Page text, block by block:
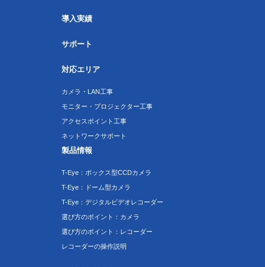
導入実績
サポート
対応エリア
カメラ・LAN工事
モニター・プロジェクター工事
アクセスポイント工事
ネットワークサポート
製品情報
T-Eye：ボックス型CCDカメラ
T-Eye：ドーム型カメラ
T-Eye：デジタルビデオレコーダー
選び方のポイント：カメラ
選び方のポイント：レコーダー
レコーダーの操作説明